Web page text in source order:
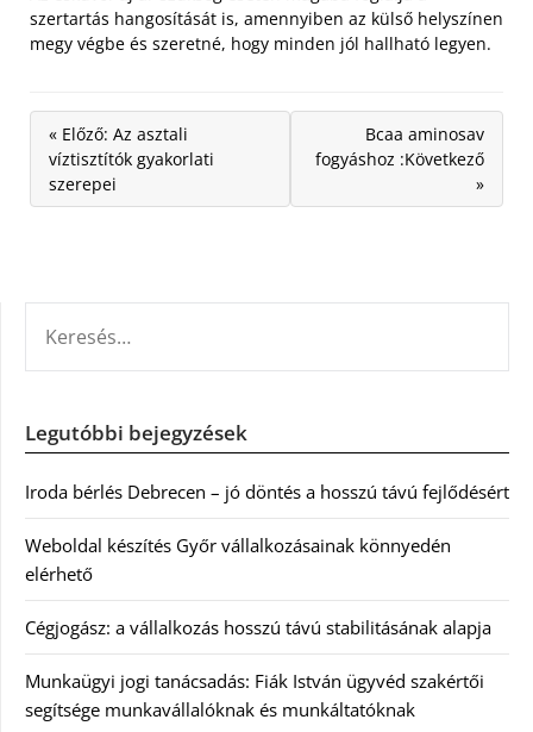
szertartás hangosítását is, amennyiben az külső helyszínen
megy végbe és szeretné, hogy minden jól hallható legyen.
« Előző: Az asztali
víztisztítók gyakorlati
szerepei
Bcaa aminosav
fogyáshoz :Következő
»
Legutóbbi bejegyzések
Iroda bérlés Debrecen – jó döntés a hosszú távú fejlődésért
Weboldal készítés Győr vállalkozásainak könnyedén
elérhető
Cégjogász: a vállalkozás hosszú távú stabilitásának alapja
Munkaügyi jogi tanácsadás: Fiák István ügyvéd szakértői
segítsége munkavállalóknak és munkáltatóknak